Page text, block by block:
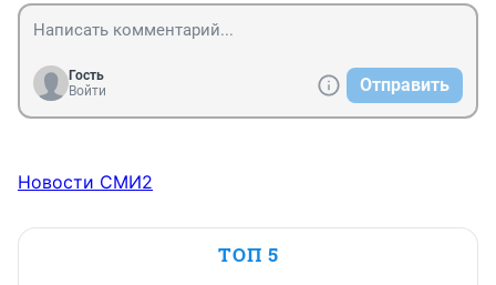
Гость
Войти
Отправить
Новости СМИ2
ТОП 5